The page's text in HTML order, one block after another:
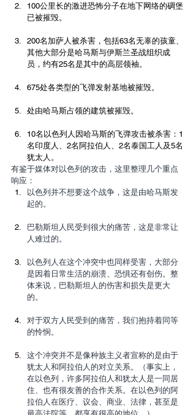
100公里长的激进恐怖分子在地下网络的碉堡
已被摧毁。
200名加萨人被杀害，包括63名无辜的孩童、
其他大部分是哈马斯与伊斯兰圣战组织成
员，约有25名是其中的高层领袖。
675处各类型的飞弹发射基地被摧毁。
处由哈马斯占领的建筑被摧毁。
10名以色列人因哈马斯的飞弹攻击被杀害：1
名印度人、2名阿拉伯人、2名泰国工人及5名
犹太人。
有鉴于媒体对以色列的攻击，这里整理几个重点
响应：
以色列并不想要这个战争，这是由哈马斯发
起的。
巴勒斯坦人民受到很大的痛苦，这是非常让
人难过的。
以色列人在这个冲突中也同样受害，大部分
是因着日常生活的崩溃、恐惧还有创伤。整
体来说，巴勒斯坦人的伤害和损失是更大
的。
对于双方人民受到的痛苦，我们抱持着同等
的怜悯。
这个冲突并不是像种族主义者宣称的是由于
犹太人和阿拉伯人的对立关系。（事实上，
在以色列，许多阿拉伯人和犹太人是一同居
住、也有很友善的合作关系。在以色列的阿
拉伯人在医疗、议会、商业、法律，甚至是